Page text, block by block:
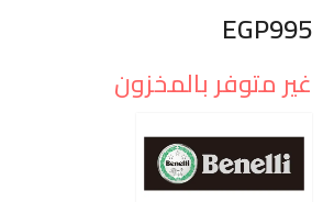
EGP995
غير متوفر بالمخزون